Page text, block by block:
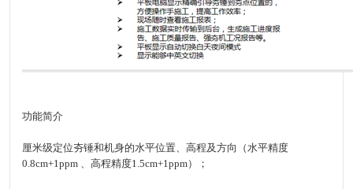
功能简介
厘米级定位夯锤和机身的水平位置、高程及方向（水平精度
0.8cm+1ppm 、高程精度1.5cm+1ppm）；